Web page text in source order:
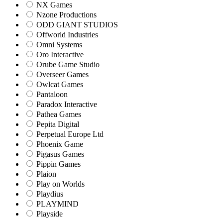
NX Games
Nzone Productions
ODD GIANT STUDIOS
Offworld Industries
Omni Systems
Oro Interactive
Orube Game Studio
Overseer Games
Owlcat Games
Pantaloon
Paradox Interactive
Pathea Games
Pepita Digital
Perpetual Europe Ltd
Phoenix Game
Pigasus Games
Pippin Games
Plaion
Play on Worlds
Playdius
PLAYMIND
Playside